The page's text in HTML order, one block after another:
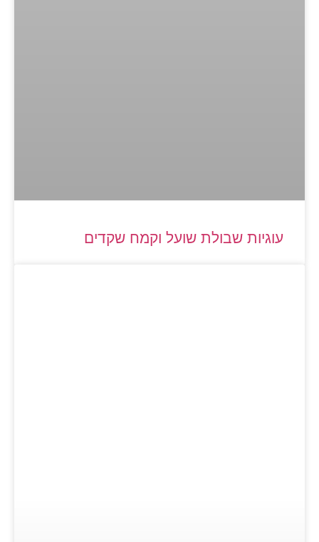
עוגיות שבולת שועל וקמח שקדים